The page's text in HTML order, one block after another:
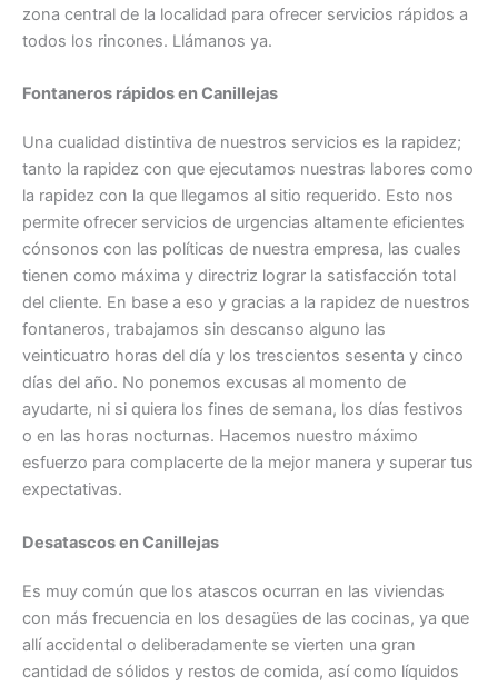
zona central de la localidad para ofrecer servicios rápidos a
todos los rincones. Llámanos ya.
Fontaneros rápidos en Canillejas
Una cualidad distintiva de nuestros servicios es la rapidez;
tanto la rapidez con que ejecutamos nuestras labores como
la rapidez con la que llegamos al sitio requerido. Esto nos
permite ofrecer servicios de urgencias altamente eficientes
cónsonos con las políticas de nuestra empresa, las cuales
tienen como máxima y directriz lograr la satisfacción total
del cliente. En base a eso y gracias a la rapidez de nuestros
fontaneros, trabajamos sin descanso alguno las
veinticuatro horas del día y los trescientos sesenta y cinco
días del año. No ponemos excusas al momento de
ayudarte, ni si quiera los fines de semana, los días festivos
o en las horas nocturnas. Hacemos nuestro máximo
esfuerzo para complacerte de la mejor manera y superar tus
expectativas.
Desatascos en Canillejas
Es muy común que los atascos ocurran en las viviendas
con más frecuencia en los desagües de las cocinas, ya que
allí accidental o deliberadamente se vierten una gran
cantidad de sólidos y restos de comida, así como líquidos